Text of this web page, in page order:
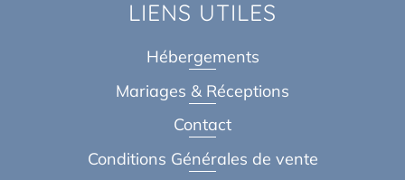
LIENS UTILES
Hébergements
Mariages & Réceptions
Contact
Conditions Générales de vente